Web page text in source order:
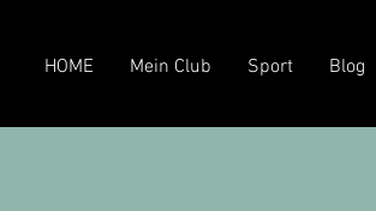
HOME Mein Club Sport Blog